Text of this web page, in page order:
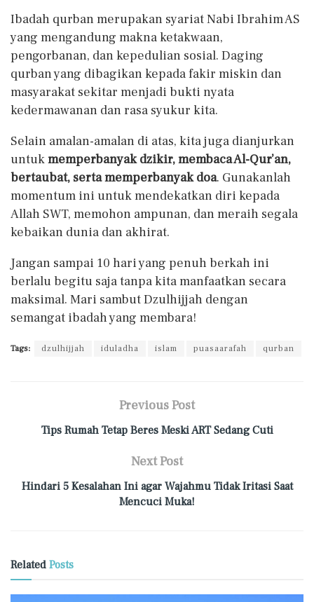
Ibadah qurban merupakan syariat Nabi Ibrahim AS
yang mengandung makna ketakwaan,
pengorbanan, dan kepedulian sosial. Daging
qurban yang dibagikan kepada fakir miskin dan
masyarakat sekitar menjadi bukti nyata
kedermawanan dan rasa syukur kita.
Selain amalan-amalan di atas, kita juga dianjurkan
untukmemperbanyak dzikir, membaca Al-Qur’an,
bertaubat, serta memperbanyak doa. Gunakanlah
momentum ini untuk mendekatkan diri kepada
Allah SWT, memohon ampunan, dan meraih segala
kebaikan dunia dan akhirat.
Jangan sampai 10 hari yang penuh berkah ini
berlalu begitu saja tanpa kita manfaatkan secara
maksimal. Mari sambut Dzulhijjah dengan
semangat ibadah yang membara!
Tags: dzulhijjah iduladha islam puasaarafah qurban
Previous Post
Tips Rumah Tetap Beres Meski ART Sedang Cuti
Next Post
Hindari 5 Kesalahan Ini agar Wajahmu Tidak Iritasi Saat
Mencuci Muka!
Related Posts